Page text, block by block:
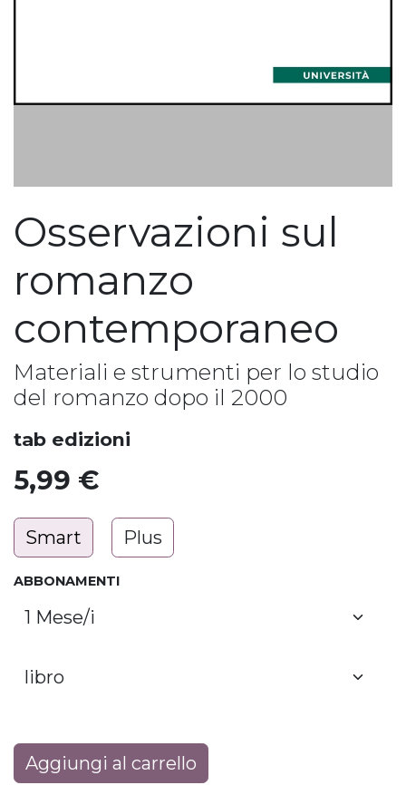
Osservazioni sul
romanzo
contemporaneo
Materiali e strumenti per lo studio
del romanzo dopo il 2000
tab edizioni
5,99 €
Smart Plus
ABBONAMENTI
Aggiungi al carrello